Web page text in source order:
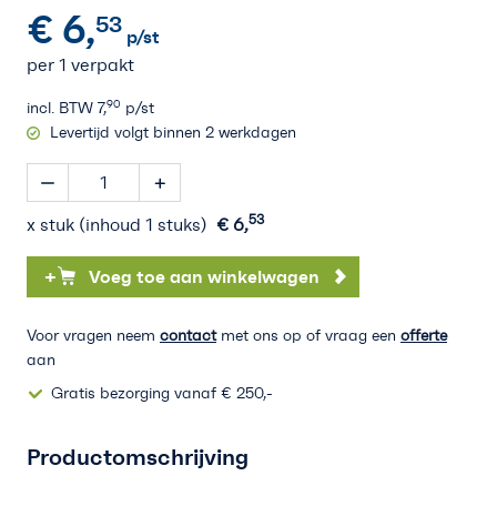
€ 6,53 p/st
per 1 verpakt
incl. BTW 7,90 p/st
Levertijd volgt binnen 2 werkdagen
x stuk (inhoud 1 stuks) € 6,53
+ Voeg toe aan winkelwagen
Voor vragen neem contactmet ons op of vraag een offerte
aan
Gratis bezorging vanaf € 250,-
Productomschrijving